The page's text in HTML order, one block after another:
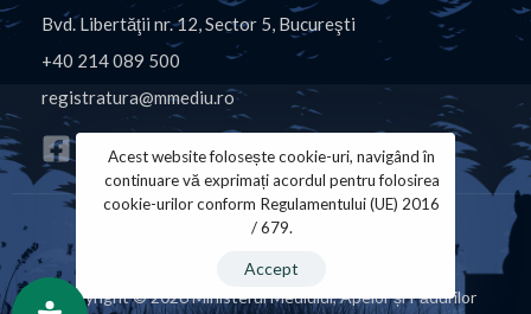
Bvd. Libertăţii nr. 12, Sector 5, Bucureşti
+40 214 089 500
registratura@mmediu.ro
Copyright © 2026 Ministerul Mediului, Apelor și Pădurilor
Acest website folosește cookie-uri, navigând în
continuare vă exprimați acordul pentru folosirea
cookie-urilor conform Regulamentului (UE) 2016
/ 679.
Accept